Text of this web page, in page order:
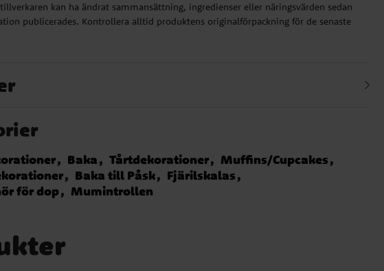
kan ha ändrat sammansättning, ingredienser eller näringsvärden sedan
publicerades. Kontrollera alltid produktens originalförpackning för de senaste
Baka Tårtdekorationer
Muffins/Cupcakes
Baka till Påsk
Fjärilskalas
för dop
Mumintrollen